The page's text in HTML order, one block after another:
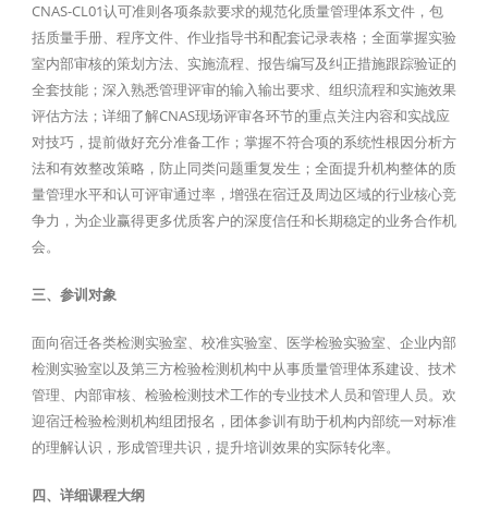
CNAS-CL01认可准则各项条款要求的规范化质量管理体系文件，包
括质量手册、程序文件、作业指导书和配套记录表格；全面掌握实验
室内部审核的策划方法、实施流程、报告编写及纠正措施跟踪验证的
全套技能；深入熟悉管理评审的输入输出要求、组织流程和实施效果
评估方法；详细了解CNAS现场评审各环节的重点关注内容和实战应
对技巧，提前做好充分准备工作；掌握不符合项的系统性根因分析方
法和有效整改策略，防止同类问题重复发生；全面提升机构整体的质
量管理水平和认可评审通过率，增强在宿迁及周边区域的行业核心竞
争力，为企业赢得更多优质客户的深度信任和长期稳定的业务合作机
会。
三、参训对象
面向宿迁各类检测实验室、校准实验室、医学检验实验室、企业内部
检测实验室以及第三方检验检测机构中从事质量管理体系建设、技术
管理、内部审核、检验检测技术工作的专业技术人员和管理人员。欢
迎宿迁检验检测机构组团报名，团体参训有助于机构内部统一对标准
的理解认识，形成管理共识，提升培训效果的实际转化率。
四、详细课程大纲